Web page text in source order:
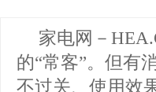
家电网－
的“常客”。但有
不过关、使用效